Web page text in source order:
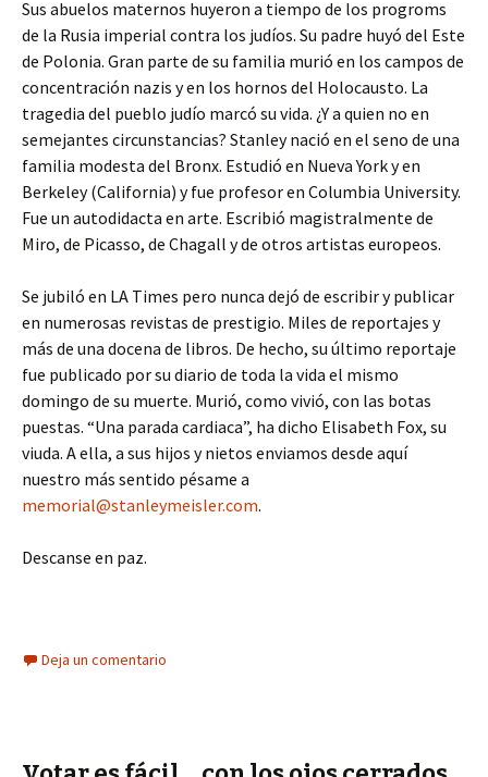
Sus abuelos maternos huyeron a tiempo de los progroms
de la Rusia imperial contra los judíos. Su padre huyó del Este
de Polonia. Gran parte de su familia murió en los campos de
concentración nazis y en los hornos del Holocausto. La
tragedia del pueblo judío marcó su vida. ¿Y a quien no en
semejantes circunstancias? Stanley nació en el seno de una
familia modesta del Bronx. Estudió en Nueva York y en
Berkeley (California) y fue profesor en Columbia University.
Fue un autodidacta en arte. Escribió magistralmente de
Miro, de Picasso, de Chagall y de otros artistas europeos.
Se jubiló en LA Times pero nunca dejó de escribir y publicar
en numerosas revistas de prestigio. Miles de reportajes y
más de una docena de libros. De hecho, su último reportaje
fue publicado por su diario de toda la vida el mismo
domingo de su muerte. Murió, como vivió, con las botas
puestas. “Una parada cardiaca”, ha dicho Elisabeth Fox, su
viuda. A ella, a sus hijos y nietos enviamos desde aquí
nuestro más sentido pésame a
memorial@stanleymeisler.com.
Descanse en paz.
Deja un comentario